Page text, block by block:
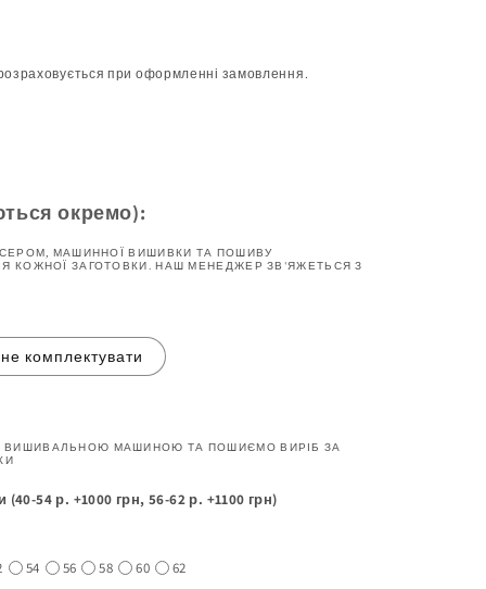
при оформленні замовлення.
окремо):
МАШИННОЇ ВИШИВКИ ТА ПОШИВУ
КОЖНОЇ ЗАГОТОВКИ. НАШ МЕНЕДЖЕР ЗВ'ЯЖЕТЬСЯ З
не комплектувати
МАШИНОЮ ТА ПОШИЄМО ВИРІБ ЗА
54 р. +1000 грн, 56-62 р. +1100 грн)
54 56 58 60 62